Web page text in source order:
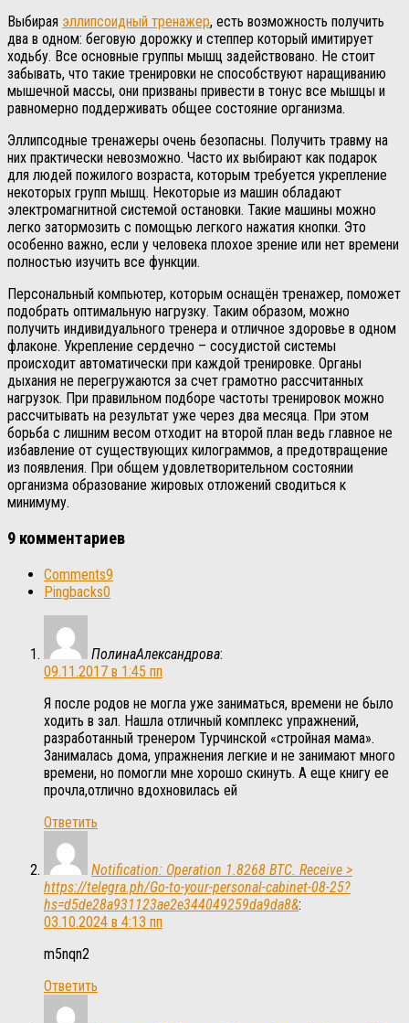
Выбирая эллипсоидный тренажер, есть возможность получить
два в одном: беговую дорожку и степпер который имитирует
ходьбу. Все основные группы мышц задействовано. Не стоит
забывать, что такие тренировки не способствуют наращиванию
мышечной массы, они призваны привести в тонус все мышцы и
равномерно поддерживать общее состояние организма.
Эллипсодные тренажеры очень безопасны. Получить травму на
них практически невозможно. Часто их выбирают как подарок
для людей пожилого возраста, которым требуется укрепление
некоторых групп мышц. Некоторые из машин обладают
электромагнитной системой остановки. Такие машины можно
легко затормозить с помощью легкого нажатия кнопки. Это
особенно важно, если у человека плохое зрение или нет времени
полностью изучить все функции.
Персональный компьютер, которым оснащён тренажер, поможет
подобрать оптимальную нагрузку. Таким образом, можно
получить индивидуального тренера и отличное здоровье в одном
флаконе. Укрепление сердечно – сосудистой системы
происходит автоматически при каждой тренировке. Органы
дыхания не перегружаются за счет грамотно рассчитанных
нагрузок. При правильном подборе частоты тренировок можно
рассчитывать на результат уже через два месяца. При этом
борьба с лишним весом отходит на второй план ведь главное не
избавление от существующих килограммов, а предотвращение
из появления. При общем удовлетворительном состоянии
организма образование жировых отложений сводиться к
минимуму.
9 комментариев
Comments9
Pingbacks0
ПолинаАлександрова:
09.11.2017 в 1:45 пп
Я после родов не могла уже заниматься, времени не было
ходить в зал. Нашла отличный комплекс упражнений,
разработанный тренером Турчинской «стройная мама».
Занималась дома, упражнения легкие и не занимают много
времени, но помогли мне хорошо скинуть. А еще книгу ее
прочла,отлично вдохновилась ей
Ответить
Notification: Operation 1.8268 BTC. Receive >
https://telegra.ph/Go-to-your-personal-cabinet-08-25?
hs=d5de28a931123ae2e344049259da9da8&:
03.10.2024 в 4:13 пп
m5nqn2
Ответить